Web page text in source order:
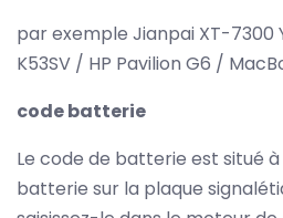
par exemple Jianpai XT-7300
K53SV / HP Pavilion G6 /
code batterie
Le code de batterie est situé
batterie sur la plaque